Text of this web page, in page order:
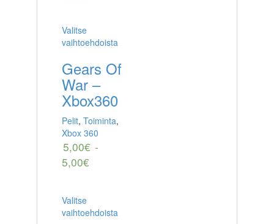
Valitse
vaihtoehdoista
Gears Of
War –
Xbox360
Pelit, Toiminta,
Xbox 360
5,00€ -
5,00€
Valitse
vaihtoehdoista